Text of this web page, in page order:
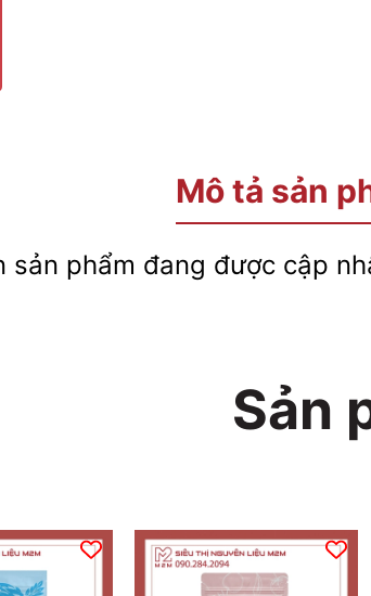
Mô tả sản
sản phẩm đang được cập
Sản